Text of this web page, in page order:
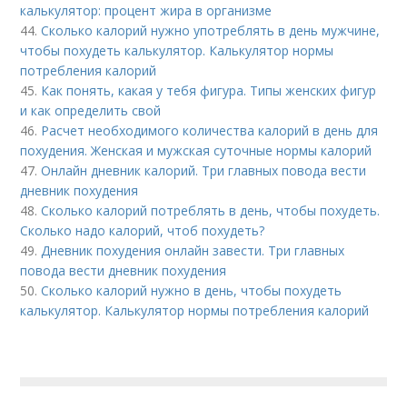
калькулятор: процент жира в организме
44.Сколько калорий нужно употреблять в день мужчине,
чтобы похудеть калькулятор. Калькулятор нормы
потребления калорий
45. Как понять, какая у тебя фигура. Типы женских фигур
и как определить свой
46. Расчет необходимого количества калорий в день для
похудения. Женская и мужская суточные нормы калорий
47.Онлайн дневник калорий. Три главных повода вести
дневник похудения
48.Сколько калорий потреблять в день, чтобы похудеть.
Сколько надо калорий, чтоб похудеть?
49.Дневник похудения онлайн завести. Три главных
повода вести дневник похудения
50.Сколько калорий нужно в день, чтобы похудеть
калькулятор. Калькулятор нормы потребления калорий